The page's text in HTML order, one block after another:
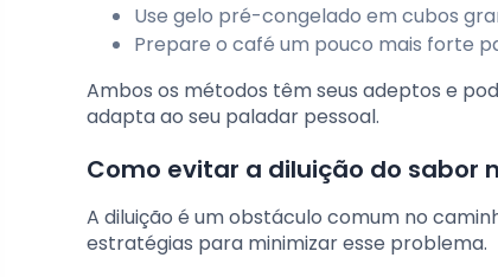
Use gelo pré-congelado em cubos
Prepare o café um pouco mais forte
Ambos os métodos têm seus adeptos e
adapta ao seu paladar pessoal.
Como evitar a diluição do sabor
A diluição é um obstáculo comum no
estratégias para minimizar esse problema.